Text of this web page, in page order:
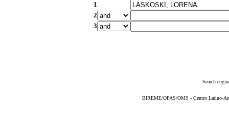
1
2
3
Search
BIREME/OPAS/OMS - Centro Latino-